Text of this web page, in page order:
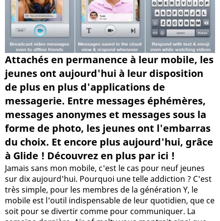
Attachés en permanence à leur mobile, les
jeunes ont aujourd'hui à leur disposition
de plus en plus d'applications de
messagerie. Entre messages éphémères,
messages anonymes et messages sous la
forme de photo, les jeunes ont l'embarras
du choix. Et encore plus aujourd'hui, grâce
à Glide ! Découvrez en plus par ici !
Jamais sans mon mobile, c'est le cas pour neuf jeunes
sur dix aujourd'hui. Pourquoi une telle addiction ? C'est
très simple, pour les membres de la génération Y, le
mobile est l'outil indispensable de leur quotidien, que ce
soit pour se divertir comme pour communiquer. La